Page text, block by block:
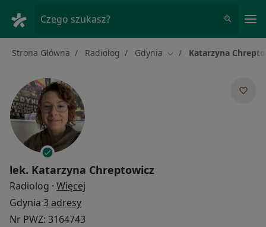
Czego szukasz?
Strona Główna Radiolog Gdynia Zmień miasto
Katarzyna
lek. Katarzyna Chreptowicz
Radiolog · Więcej
Gdynia 3 adresy
Nr PWZ: 3164743